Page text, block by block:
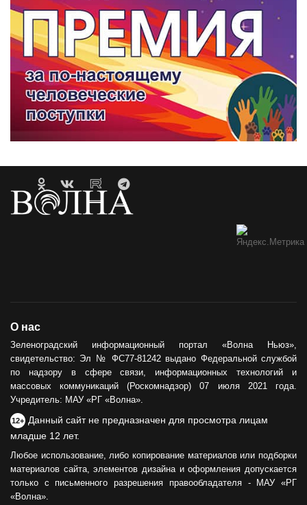
О нас
Зеленоградский информационный портал «Волна Ньюз»,
свидетельство: Эл № ФС77-81242 выдано Федеральной службой
по надзору в сфере связи, информационных технологий и
массовых коммуникаций (Роскомнадзор) 07 июля 2021 года.
Учредитель: МАУ «РГ «Волна».
12+ Данный сайт не предназначен для просмотра лицам
младше 12 лет.
Любое использование, либо копирование материалов или подборки
материалов сайта, элементов дизайна и оформления допускается
только с письменного разрешения правообладателя - МАУ «РГ
«Волна».